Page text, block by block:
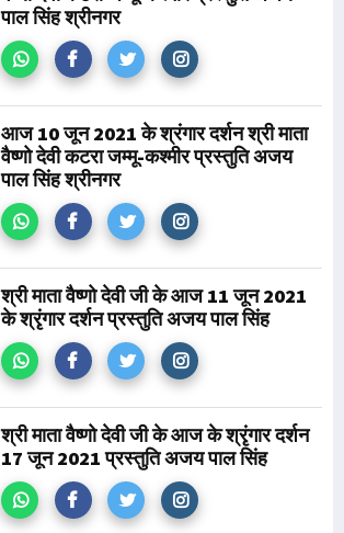
पाल सिंह श्रीनगर
आज 10 जून 2021 के श्रंगार दर्शन श्री माता
वैष्णो देवी कटरा जम्मू-कश्मीर प्रस्तुति अजय
पाल सिंह श्रीनगर
श्री माता वैष्णो देवी जी के आज 11 जून 2021
के श्रृंगार दर्शन प्रस्तुति अजय पाल सिंह
श्री माता वैष्णो देवी जी के आज के श्रृंगार दर्शन
17 जून 2021 प्रस्तुति अजय पाल सिंह